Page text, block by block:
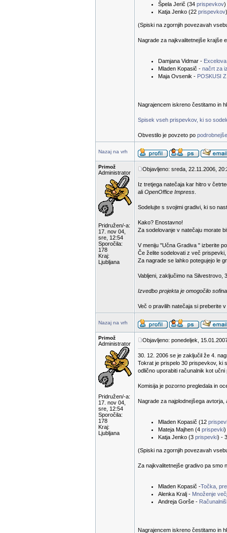
Špela Jerič (34 prispevkov)
Katja Jenko (22 prispevkov
(Spiski na zgornjih povezavah
Nagrade za najkvalitetnejše krajše
Damjana Vidmar -
Mladen Kopasič - načrt za
Maja Ovsenik - POSKUSI
Nagrajencem iskreno čestitamo in
Spisek vseh prispevkov, ki so
Obvestilo je povzeto po
Nazaj na vrh
Primož
Administrator
Pridružen/-a:
17. nov 04,
sre, 12:54
Sporočila:
178
Kraj:
Ljubljana
Objavljeno: sreda, 22.11.2006,
Iz tretjega natečaja kar hitro v
ali OpenOffice Impress
Sodelujte s svojimi gradivi, ki so
Kako? Enostavno!
Za sodelovanje v natečaju morate
V meniju "Učna Gradiva " izberite
Če želite sodelovati z več
Za nagrade se lahko potegujejo le
Vabljeni, zaključimo na Silvestrovo,
Izvedbo projekta je omogočilo
Več o pravilih natečaja si preberite v
Nazaj na vrh
Primož
Administrator
Pridružen/-a:
17. nov 04,
sre, 12:54
Sporočila:
178
Kraj:
Ljubljana
Objavljeno: ponedeljek,
30. 12. 2006 se je zaključil že 4.
Tokrat je prispelo 30 prispevkov, ki
odlično uporabiti računalnik kot učni
Komisija je pozorno pregledala in
Nagrade za najplodnejšega avtorja,
Mladen Kopasič (12
Mateja Majhen (4 prispevki)
Katja Jenko (3 prispevki) -
(Spiski na zgornjih povezavah
Za najkvalitetnejše gradivo pa smo
Mladen Kopasič -Točka,
Alenka Kralj - Množenje
Andreja Gorše -
Nagrajencem iskreno čestitamo in